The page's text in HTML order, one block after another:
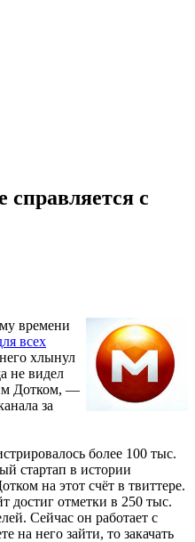
справляется с
времени
всех
хлынул
не видел
Дотком, —
за
более 100 тыс.
стартап в истории
на этот счёт в твиттере.
достиг отметки в 250 тыс.
Сейчас он работает с
на него зайти, то закачать